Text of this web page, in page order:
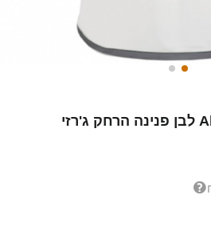
נשים Alan Kardec #14 לבן פנינה הרחק ג'רזי